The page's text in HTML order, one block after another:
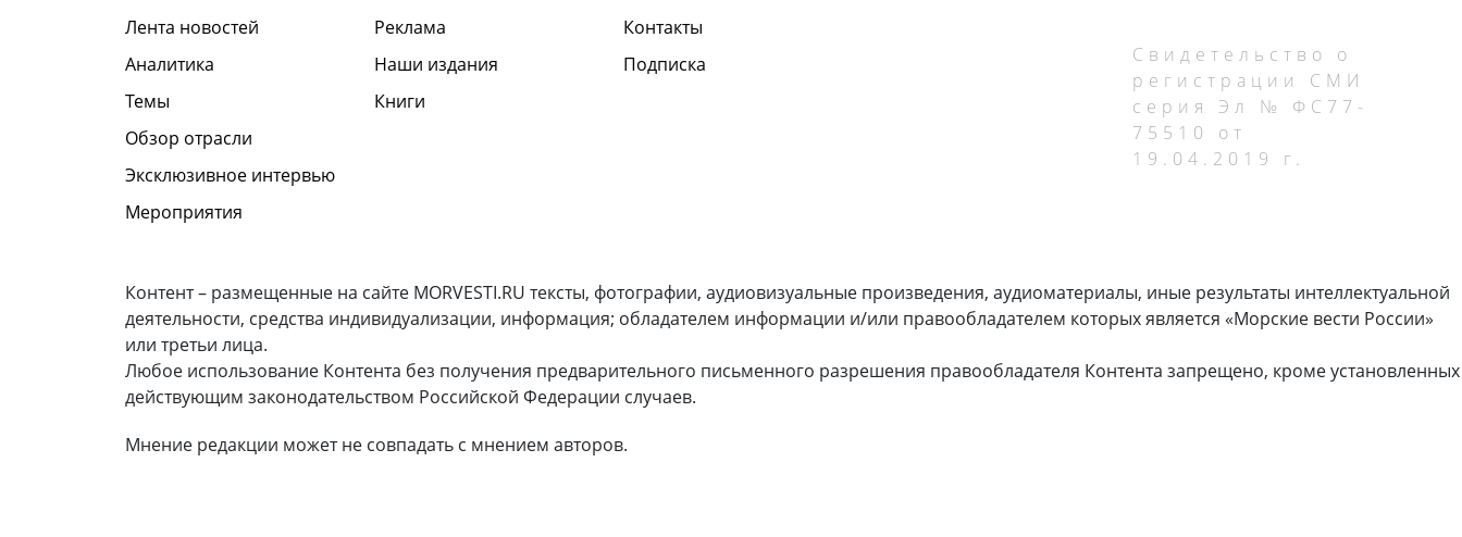
Лента новостей
Аналитика
Темы
Обзор отрасли
Эксклюзивное интервью
Мероприятия
Реклама
Наши издания
Книги
Контакты
Подписка
Свидетельство о
регистрации СМИ
серия Эл № ФС77-
75510 от
19.04.2019 г.
Контент – размещенные на сайте MORVESTI.RU тексты, фотографии, аудиовизуальные произведения, аудиоматериалы, иные результаты интеллектуальной
деятельности, средства индивидуализации, информация; обладателем информации и/или правообладателем которых является «Морские вести России»
или третьи лица.
Любое использование Контента без получения предварительного письменного разрешения правообладателя Контента запрещено, кроме установленных
действующим законодательством Российской Федерации случаев.
Мнение редакции может не совпадать с мнением авторов.